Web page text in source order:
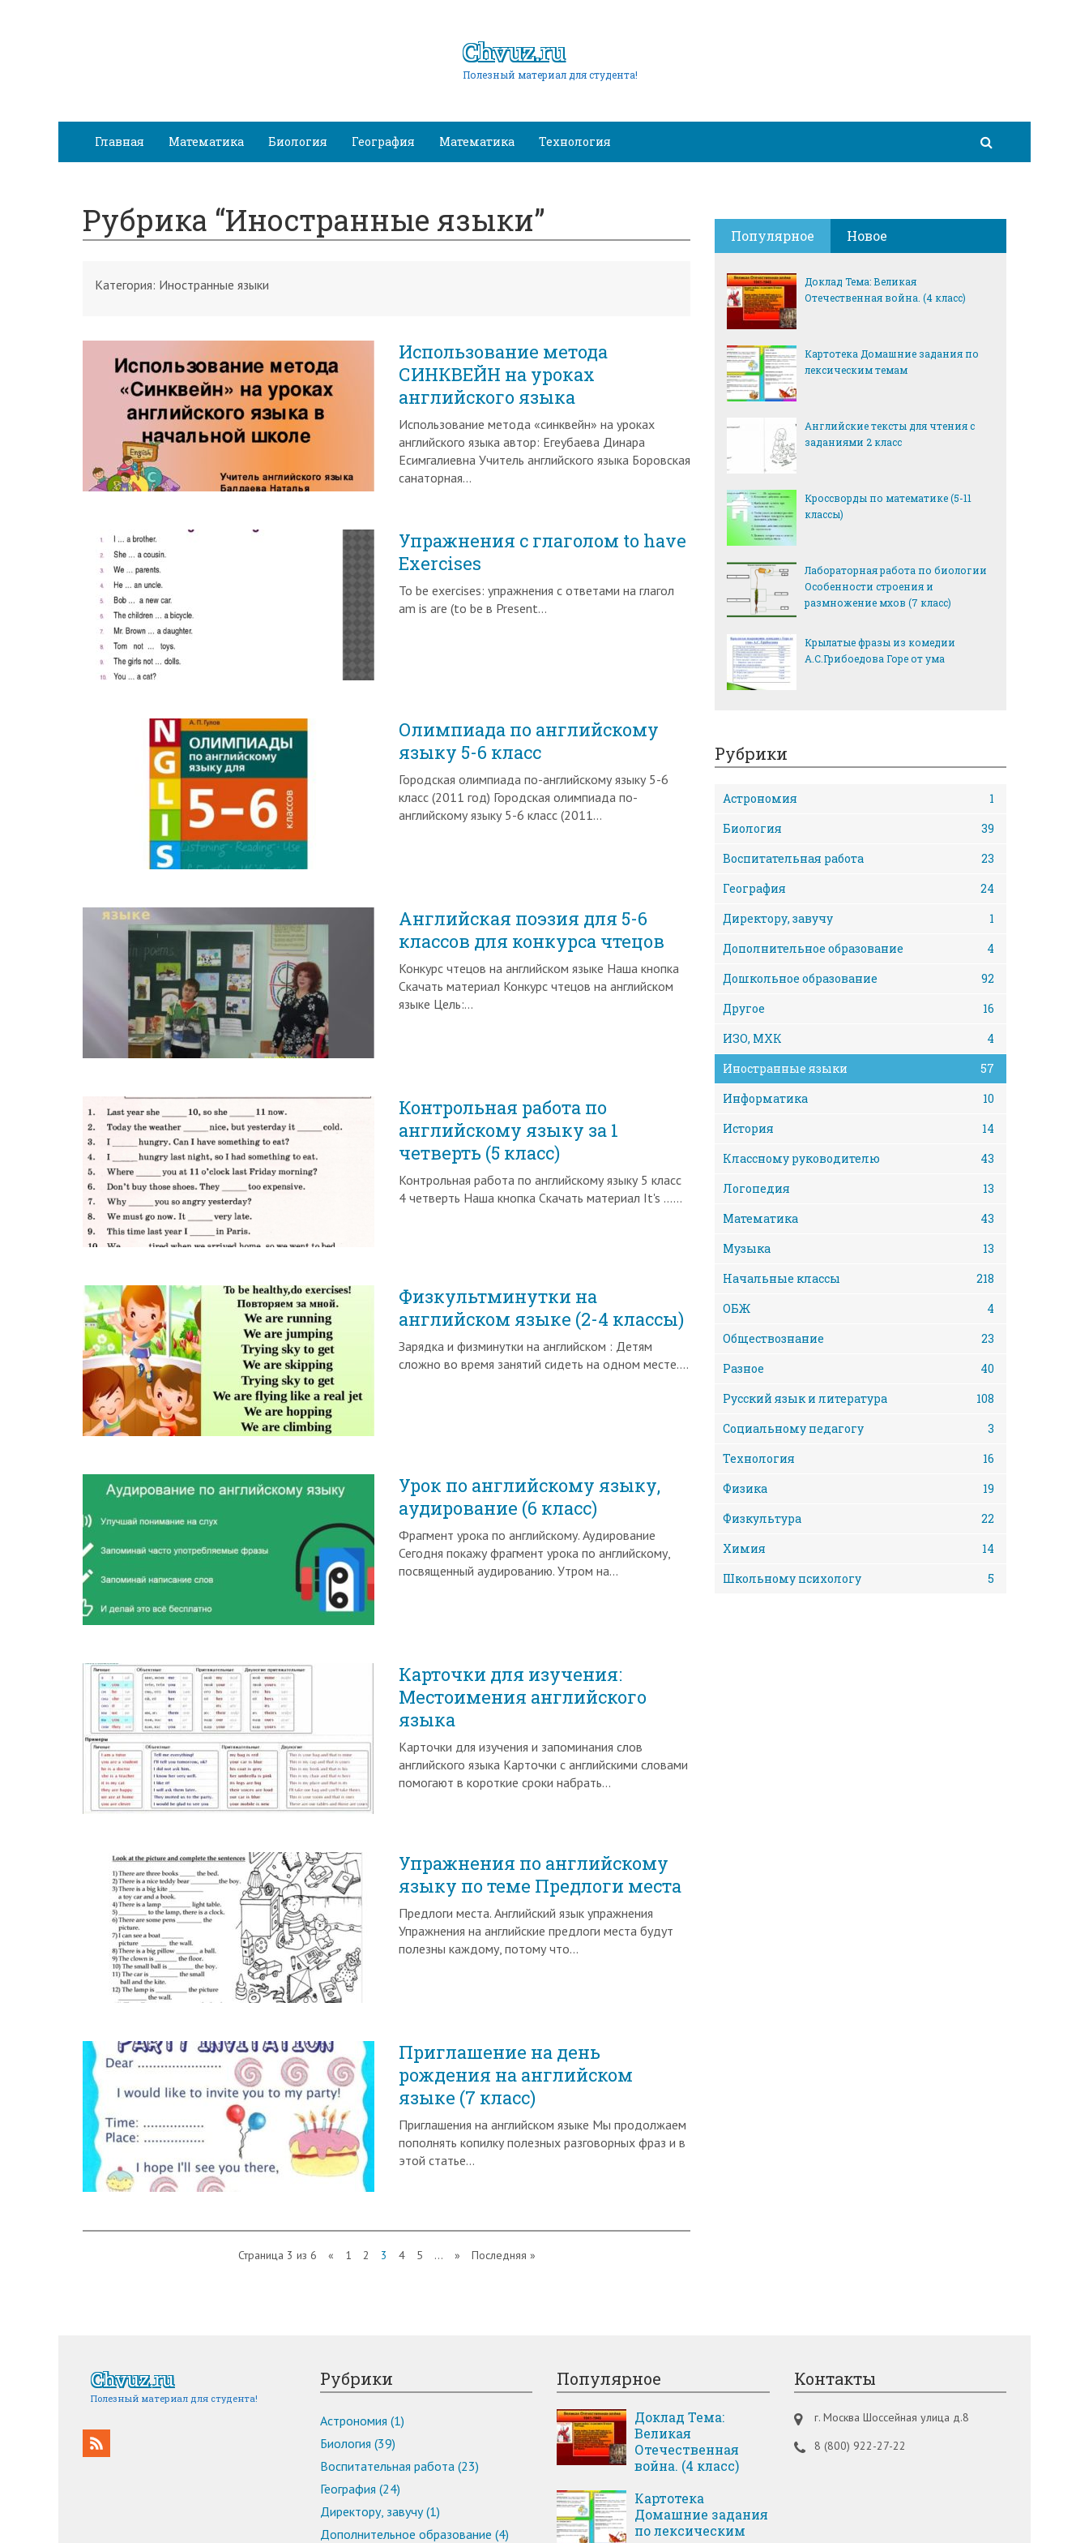
Chvuz.ru
Полезный материал для студента!
Главная Математика Биология География Математика Технология
Рубрика “Иностранные языки”
Категория: Иностранные языки
Использование метода
СИНКВЕЙН на уроках
английского языка
Использование метода «синквейн» на уроках
английского языка автор: Егеубаева Динара
Есимгалиевна Учитель английского языка Боровская
санаторная…
Упражнения с глаголом to have
Exercises
To be exercises: упражнения с ответами на глагол
am is are (to be в Present…
Олимпиада по английскому
языку 5-6 класс
Городская олимпиада по-английскому языку 5-6
класс (2011 год) Городская олимпиада по-
английскому языку 5-6 класс (2011…
Английская поэзия для 5-6
классов для конкурса чтецов
Конкурс чтецов на английском языке Наша кнопка
Скачать материал Конкурс чтецов на английском
языке Цель:…
Контрольная работа по
английскому языку за 1
четверть (5 класс)
Контрольная работа по английскому языку 5 класс
4 четверть Наша кнопка Скачать материал It's ……
Физкультминутки на
английском языке (2-4 классы)
Зарядка и физминутки на английском : Детям
сложно во время занятий сидеть на одном месте….
Урок по английскому языку,
аудирование (6 класс)
Фрагмент урока по английскому. Аудирование
Сегодня покажу фрагмент урока по английскому,
посвященный аудированию. Утром на…
Карточки для изучения:
Местоимения английского
языка
Карточки для изучения и запоминания слов
английского языка Карточки с английскими словами
помогают в короткие сроки набрать…
Упражнения по английскому
языку по теме Предлоги места
Предлоги места. Английский язык упражнения
Упражнения на английские предлоги места будут
полезны каждому, потому что…
Приглашение на день
рождения на английском
языке (7 класс)
Приглашения на английском языке Мы продолжаем
пополнять копилку полезных разговорных фраз и в
этой статье…
Страница 3 из 6 « 1 2 3 4 5 ... » Последняя »
Популярное Новое
Доклад Тема: Великая
Отечественная война. (4 класс)
Картотека Домашние задания по
лексическим темам
Английские тексты для чтения с
заданиями 2 класс
Кроссворды по математике (5-11
классы)
Лабораторная работа по биологии
Особенности строения и
размножение мхов (7 класс)
Крылатые фразы из комедии
А.С.Грибоедова Горе от ума
Рубрики
Астрономия
1
Биология
39
Воспитательная работа
23
География
24
Директору, завучу
1
Дополнительное образование
4
Дошкольное образование
92
Другое
16
ИЗО, МХК
4
Иностранные языки
57
Информатика
10
История
14
Классному руководителю
43
Логопедия
13
Математика
43
Музыка
13
Начальные классы
218
ОБЖ
4
Обществознание
23
Разное
40
Русский язык и литература
108
Социальному педагогу
3
Технология
16
Физика
19
Физкультура
22
Химия
14
Школьному психологу
5
Chvuz.ru
Полезный материал для студента!
Рубрики
Астрономия (1)
Биология (39)
Воспитательная работа (23)
География (24)
Директору, завучу (1)
Дополнительное образование (4)
Популярное
Доклад Тема:
Великая
Отечественная
война. (4 класс)
Картотека
Домашние задания
по лексическим
Контакты
г. Москва Шоссейная улица д.8
8 (800) 922-27-22